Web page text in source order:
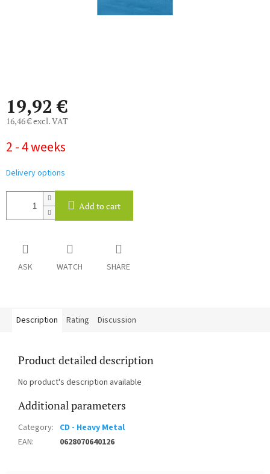
19,92 €
16,46 € excl. VAT
price:
2 - 4 weeks
Delivery options
Add to cart
ASK WATCH SHARE
Description Rating Discussion
Product detailed description
No product's description available
Additional parameters
Category: CD - Heavy Metal
EAN: 0628070640126